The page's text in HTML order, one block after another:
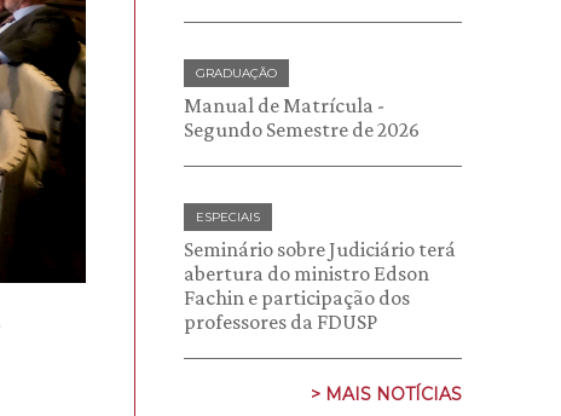
GRADUAÇÃO
Manual de Matrícula -
Segundo Semestre de 2026
ESPECIAIS
Seminário sobre Judiciário terá
abertura do ministro Edson
Fachin e participação dos
professores da FDUSP
> MAIS NOTÍCIAS